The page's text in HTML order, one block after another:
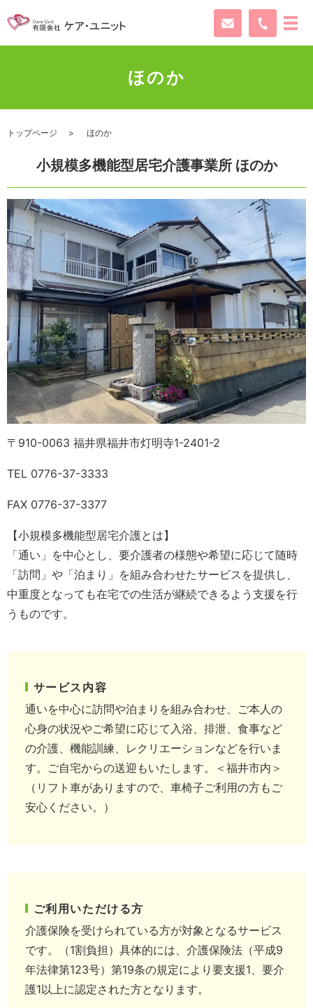
ほのか
トップページ ほのか
小規模多機能型居宅介護事業所 ほのか
〒910-0063 福井県福井市灯明寺1-2401-2
TEL 0776-37-3333
FAX 0776-37-3377
【小規模多機能型居宅介護とは】
「通い」を中心とし、要介護者の様態や希望に応じて随時
「訪問」や「泊まり」を組み合わせたサービスを提供し、
中重度となっても在宅での生活が継続できるよう支援を行
うものです。
サービス内容
通いを中心に訪問や泊まりを組み合わせ、ご本人の
心身の状況やご希望に応じて入浴、排泄、食事など
の介護、機能訓練、レクリエーションなどを行いま
す。
ご自宅からの送迎もいたします。＜福井市内＞
（リフト車がありますので、車椅子ご利用の方もご
安心ください。）
ご利用いただける方
介護保険を受けられている方が対象となるサービス
です。（1割負担） 具体的には、介護保険法（平成9
年法律第123号）第19条の規定により要支援1、要介
護1以上に認定された方となります。